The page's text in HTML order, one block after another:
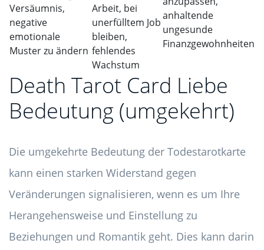
Versäumnis,
negative
emotionale
Muster zu ändern
Arbeit, bei
unerfülltem Job
bleiben,
fehlendes
Wachstum
anhaltende
ungesunde
Finanzgewohnheiten
Death Tarot Card Liebe
Bedeutung (umgekehrt)
Die umgekehrte Bedeutung der Todestarotkarte
kann einen starken Widerstand gegen
Veränderungen signalisieren, wenn es um Ihre
Herangehensweise und Einstellung zu
Beziehungen und Romantik geht. Dies kann darin